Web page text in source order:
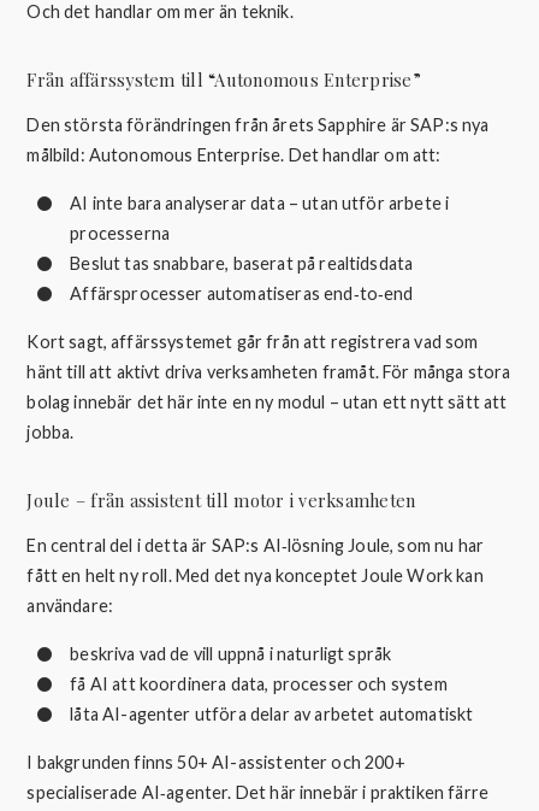
Och det handlar om mer än teknik.
Från affärssystem till “Autonomous Enterprise”
Den största förändringen från årets Sapphire är SAP:s nya
målbild: Autonomous Enterprise. Det handlar om att:
AI inte bara analyserar data – utan utför arbete i
processerna
Beslut tas snabbare, baserat på realtidsdata
Affärsprocesser automatiseras end‑to‑end
Kort sagt, affärssystemet går från att registrera vad som
hänt till att aktivt driva verksamheten framåt. För många stora
bolag innebär det här inte en ny modul – utan ett nytt sätt att
jobba.
Joule – från assistent till motor i verksamheten
En central del i detta är SAP:s AI‑lösning Joule, som nu har
fått en helt ny roll. Med det nya konceptet Joule Work kan
användare:
beskriva vad de vill uppnå i naturligt språk
få AI att koordinera data, processer och system
låta AI-agenter utföra delar av arbetet automatiskt
I bakgrunden finns 50+ AI-assistenter och 200+
specialiserade AI‑agenter. Det här innebär i praktiken färre